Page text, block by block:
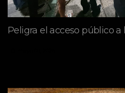
Peligra el acceso público a